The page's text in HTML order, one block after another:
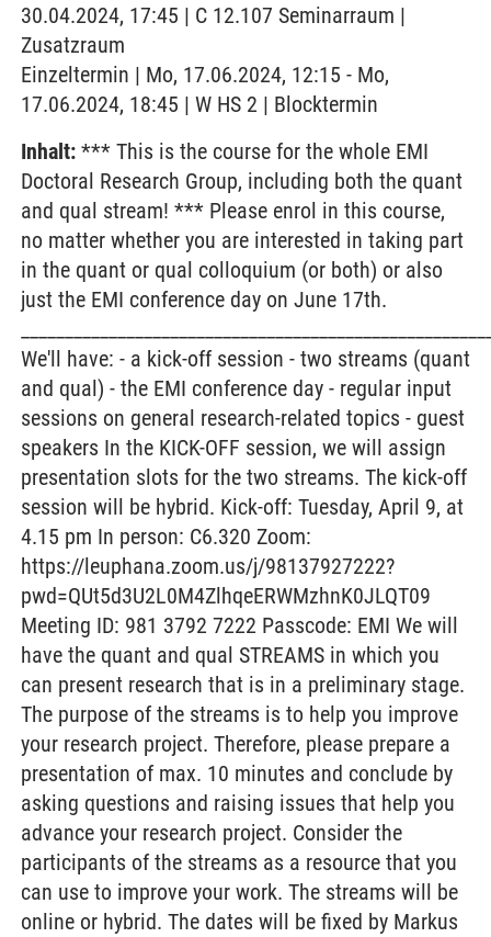
30.04.2024, 17:45 | C 12.107 Seminarraum |
Zusatzraum
Einzeltermin | Mo, 17.06.2024, 12:15 - Mo,
17.06.2024, 18:45 | W HS 2 | Blocktermin
Inhalt: *** This is the course for the whole EMI
Doctoral Research Group, including both the quant
and qual stream! *** Please enrol in this course,
no matter whether you are interested in taking part
in the quant or qual colloquium (or both) or also
just the EMI conference day on June 17th.
We'll have: - a kick-off session - two streams (quant
and qual) - the EMI conference day - regular input
sessions on general research-related topics - guest
speakers In the KICK-OFF session, we will assign
presentation slots for the two streams. The kick-off
session will be hybrid. Kick-off: Tuesday, April 9, at
4.15 pm In person: C6.320 Zoom:
https://leuphana.zoom.us/j/98137927222?
pwd=QUt5d3U2L0M4ZlhqeERWMzhnK0JLQT09
Meeting ID: 981 3792 7222 Passcode: EMI We will
have the quant and qual STREAMS in which you
can present research that is in a preliminary stage.
The purpose of the streams is to help you improve
your research project. Therefore, please prepare a
presentation of max. 10 minutes and conclude by
asking questions and raising issues that help you
advance your research project. Consider the
participants of the streams as a resource that you
can use to improve your work. The streams will be
online or hybrid. The dates will be fixed by Markus